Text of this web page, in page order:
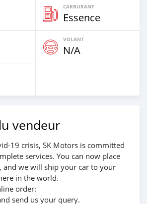
CARBURANT
Essence
VOLANT
N/A
vendeur
19 crisis, SK Motors is committed
services. You can now place
and we will ship your car to your
in the world.
order:
send us your query.